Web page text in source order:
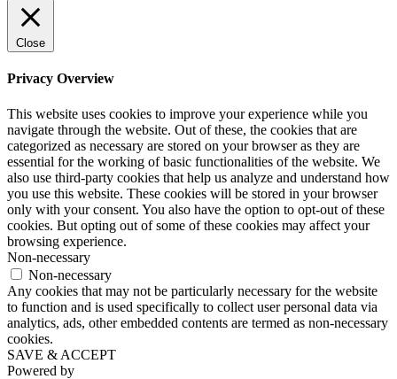
Close
Privacy Overview
This website uses cookies to improve your experience while you
navigate through the website. Out of these, the cookies that are
categorized as necessary are stored on your browser as they are
essential for the working of basic functionalities of the website. We
also use third-party cookies that help us analyze and understand how
you use this website. These cookies will be stored in your browser
only with your consent. You also have the option to opt-out of these
cookies. But opting out of some of these cookies may affect your
browsing experience.
Non-necessary
Non-necessary
Any cookies that may not be particularly necessary for the website
to function and is used specifically to collect user personal data via
analytics, ads, other embedded contents are termed as non-necessary
cookies.
SAVE & ACCEPT
Powered by